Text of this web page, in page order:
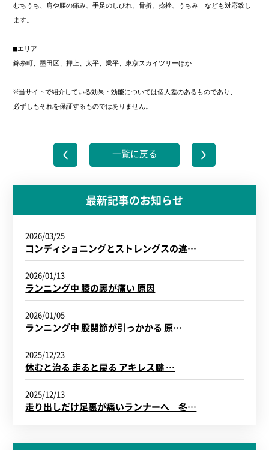
むちうち、肩や腰の痛み、手足のしびれ、骨折、捻挫、うちみ　なども対応致し
ます。
■エリア
錦糸町、墨田区、押上、太平、業平、東京スカイツリーほか
※当サイトで紹介している効果・効能については個人差のあるものであり、
必ずしもそれを保証するものではありません。
一覧に戻る
最新記事のお知らせ
2026/03/25
コンディショニングとストレングスの違…
2026/01/13
ランニング中 膝の裏が痛い 原因
2026/01/05
ランニング中 股関節が引っかかる 原…
2025/12/23
休むと治る 走ると戻る アキレス腱 …
2025/12/13
走り出しだけ足裏が痛いランナーへ｜冬…